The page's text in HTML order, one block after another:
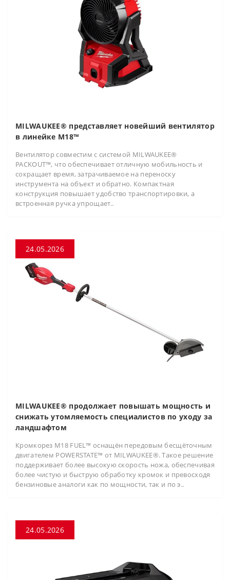
MILWAUKEE® представляет новейший вентилятор
в линейке M18™
Вентилятор совместим с системой MILWAUKEE®
PACKOUT™, что обеспечивает отличную мобильность и
сокращает время, затрачиваемое на переноску
инструмента на объект и обратно. Компактная
конструкция повышает удобство транспортировки, а
встроенная ручка упрощает..
24.05.2026
MILWAUKEE® продолжает повышать мощность и
снижать утомляемость специалистов по уходу за
ландшафтом
Кромкорез M18 FUEL™ оснащён передовым бесщёточным
двигателем POWERSTATE™ от MILWAUKEE®. Такое решение
поддерживает более высокую скорость ножа, обеспечивая
более чистую и быструю обработку кромок и превосходя
бензиновые аналоги как по мощности, так и по э..
24.05.2026